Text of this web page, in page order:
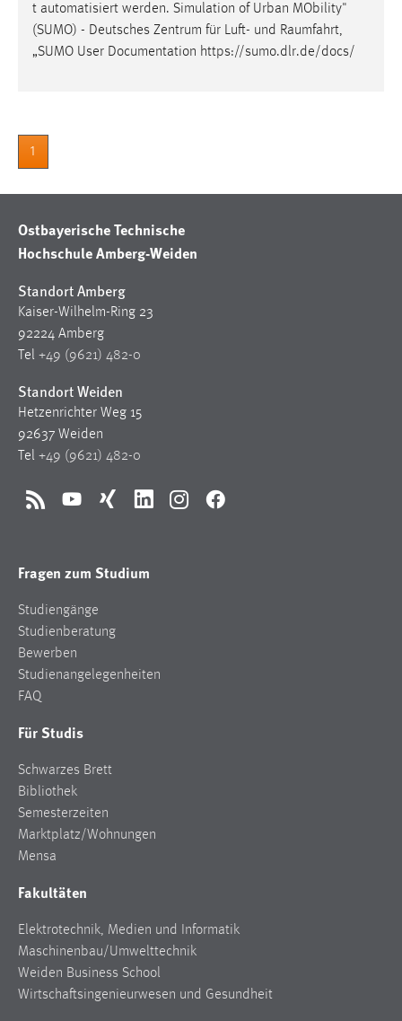
t automatisiert werden. Simulation of Urban MObility"
(SUMO) - Deutsches Zentrum für Luft- und Raumfahrt,
„SUMO User Documentation https://sumo.dlr.de/docs/
1
Ostbayerische Technische
Hochschule Amberg-Weiden
Standort Amberg
Kaiser-Wilhelm-Ring 23
92224 Amberg
Tel +49 (9621) 482-0
Standort Weiden
Hetzenrichter Weg 15
92637 Weiden
Tel +49 (9621) 482-0
RSS YouTubeXing LinkedInInstagramFacebook
Fragen zum Studium
Studiengänge
Studienberatung
Bewerben
Studienangelegenheiten
FAQ
Für Studis
Schwarzes Brett
Bibliothek
Semesterzeiten
Marktplatz/Wohnungen
Mensa
Fakultäten
Elektrotechnik, Medien und Informatik
Maschinenbau/Umwelttechnik
Weiden Business School
Wirtschaftsingenieurwesen und Gesundheit
gespeichert, ob man eingeloggt ist.
Sprachpräferenz
30 Tage
Name:
MibewSessionID, MIBEW_UserID, mibew_locale, mibew-
chat-frame-style-5e9dbeb1811c0446
Zweck:
Cookie Laufzeit:
MibewSessionID, mibew-chat-frame-style-
Jahre, MIBEW_UserID = 1 Jahr
Name:
Zweck:
Dieser Cookie ist notwendig um sich an der Website
einloggen zu können.
24 Stunden
STATISTIK
Statistik Cookies erfassen Informationen anonym.
Name:
_pk_ref, _pk_cvar, _pk_id, _pk_ses
Zweck: